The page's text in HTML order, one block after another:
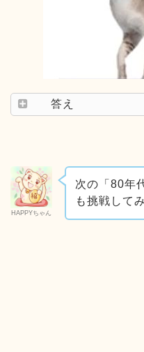
答え
HAPPYちゃん
次の「80年
も挑戦して